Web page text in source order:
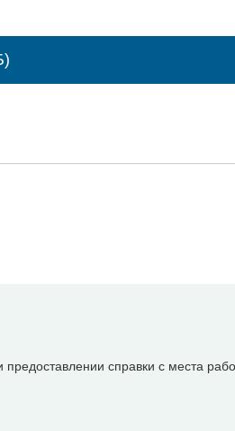
справки с места